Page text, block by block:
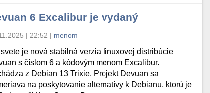
6 Excalibur je vydaný
| 22:52 | menom
svete je nová stabilná verzia linuxovej distribúcie
s číslom 6 a kódovým menom Excalibur.
z Debian 13 Trixie. Projekt Devuan sa
na poskytovanie alternatívy k Debianu, ktorú je